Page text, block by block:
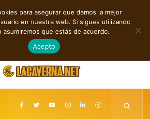
TENDENCIAS
“Nuestra Historia Acabó” en español
agosto 6, 2026
para asegurar que damos la mejor
en nuestra web. Si sigues utilizando
asumiremos que estás de acuerdo.
Acepto